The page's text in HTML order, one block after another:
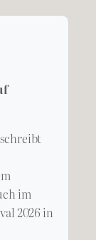
im
2026 in